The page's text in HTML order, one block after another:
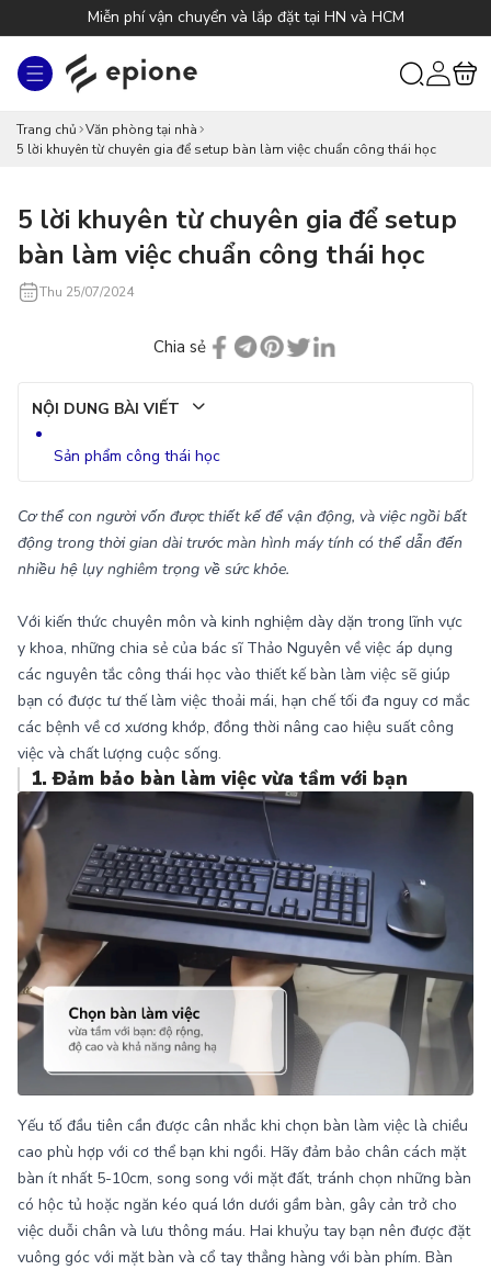
Miễn phí vận chuyển và lắp đặt tại HN và HCM
Đăng
nhập
Giỏ
hàng
Trang chủ Văn phòng tại nhà
5 lời khuyên từ chuyên gia để setup bàn làm việc chuẩn công thái học
5 lời khuyên từ chuyên gia để setup
bàn làm việc chuẩn công thái học
Thu 25/07/2024
Chia sẻ
NỘI DUNG BÀI VIẾT
Sản phẩm công thái học
Cơ thể con người vốn được thiết kế để vận động, và việc ngồi bất
động trong thời gian dài trước màn hình máy tính có thể dẫn đến
nhiều hệ lụy nghiêm trọng về sức khỏe.
Với kiến thức chuyên môn và kinh nghiệm dày dặn trong lĩnh vực
y khoa, những chia sẻ của bác sĩ Thảo Nguyên về việc áp dụng
các nguyên tắc công thái học vào thiết kế bàn làm việc sẽ giúp
bạn có được tư thế làm việc thoải mái, hạn chế tối đa nguy cơ mắc
các bệnh về cơ xương khớp, đồng thời nâng cao hiệu suất công
việc và chất lượng cuộc sống.
1. Đảm bảo bàn làm việc vừa tầm với bạn
Yếu tố đầu tiên cần được cân nhắc khi chọn bàn làm việc là chiều
cao phù hợp với cơ thể bạn khi ngồi. Hãy đảm bảo chân cách mặt
bàn ít nhất 5-10cm, song song với mặt đất, tránh chọn những bàn
có hộc tủ hoặc ngăn kéo quá lớn dưới gầm bàn, gây cản trở cho
việc duỗi chân và lưu thông máu. Hai khuỷu tay bạn nên được đặt
vuông góc với mặt bàn và cổ tay thẳng hàng với bàn phím. Bàn